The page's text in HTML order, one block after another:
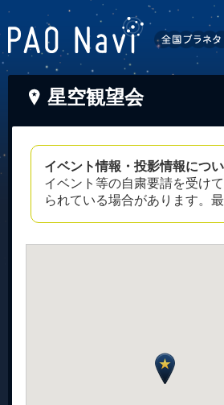
星空観望会
イベント情報・投影情報につ
イベント等の自粛要請を受け
られている場合があります。